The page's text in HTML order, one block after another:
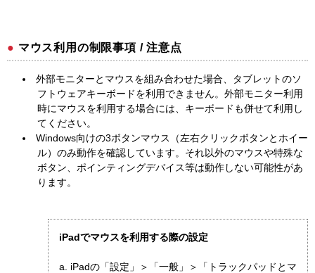
マウス利用の制限事項 / 注意点
外部モニターとマウスを組み合わせた場合、タブレットのソ
フトウェアキーボードを利用できません。外部モニター利用
時にマウスを利用する場合には、キーボードも併せて利用し
てください。
Windows向けの3ボタンマウス（左右クリックボタンとホイー
ル）のみ動作を確認しています。それ以外のマウスや特殊な
ボタン、ポインティングデバイス等は動作しない可能性があ
ります。
iPadでマウスを利用する際の設定
a. iPadの「設定」＞「一般」＞「トラックパッドとマ